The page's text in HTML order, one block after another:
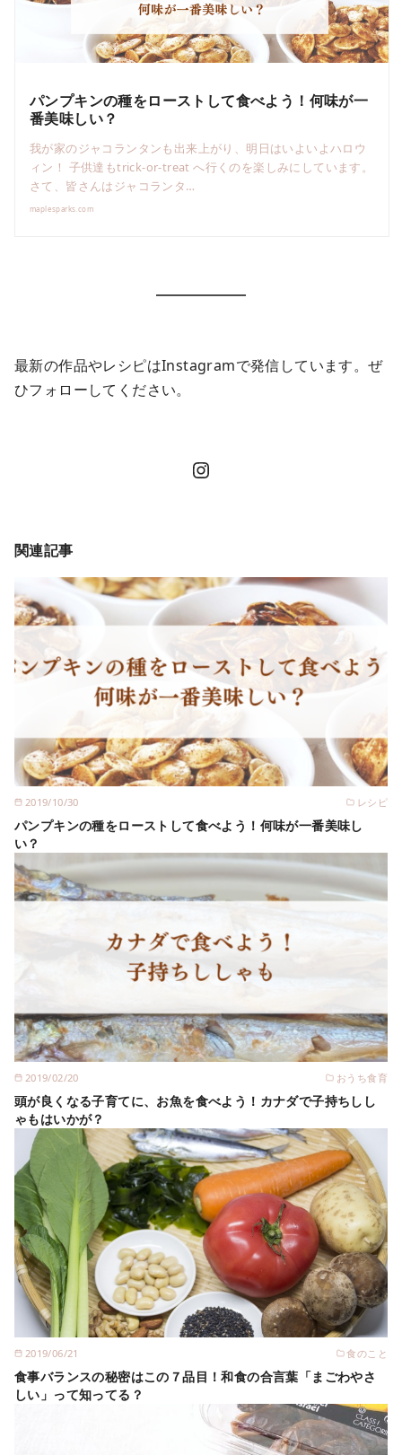
パンプキンの種をローストして食べよう！何味が一
番美味しい？
我が家のジャコランタンも出来上がり、明日はいよいよハロウ
ィン！ 子供達もtrick-or-treat へ行くのを楽しみにしています。
さて、皆さんはジャコランタ…
maplesparks.com
最新の作品やレシピはInstagramで発信しています。ぜ
ひフォローしてください。
Instagram
関連記事
2019/10/30 レシピ
パンプキンの種をローストして食べよう！何味が一番美味し
い？
2019/02/20 おうち食育
頭が良くなる子育てに、お魚を食べよう！カナダで子持ちしし
ゃもはいかが？
2019/06/21 食のこと
食事バランスの秘密はこの７品目！和食の合言葉「まごわやさ
しい」って知ってる？